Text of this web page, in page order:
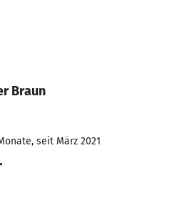
Braun
seit März 2021